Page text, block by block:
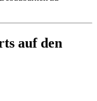
auf den